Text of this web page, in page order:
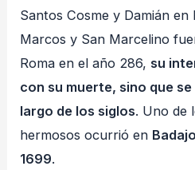
Santos Cosme y Damián en
Marcos y San Marcelino
Roma en el año 286, su
con su muerte, sino que
largo de los siglos. Uno de
hermosos ocurrió en
1699.